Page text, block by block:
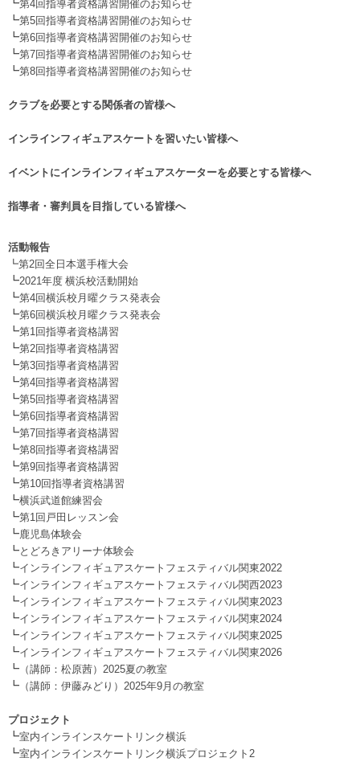
┗第4回指導者資格講習開催のお知らせ
┗第5回指導者資格講習開催のお知らせ
┗第6回指導者資格講習開催のお知らせ
┗第7回指導者資格講習開催のお知らせ
┗第8回指導者資格講習開催のお知らせ
クラブを必要とする関係者の皆様へ
インラインフィギュアスケートを習いたい皆様へ
イベントにインラインフィギュアスケーターを必要とする皆様へ
指導者・審判員を目指している皆様へ
活動報告
┗第2回全日本選手権大会
┗2021年度 横浜校活動開始
┗第4回横浜校月曜クラス発表会
┗第6回横浜校月曜クラス発表会
┗第1回指導者資格講習
┗第2回指導者資格講習
┗第3回指導者資格講習
┗第4回指導者資格講習
┗第5回指導者資格講習
┗第6回指導者資格講習
┗第7回指導者資格講習
┗第8回指導者資格講習
┗第9回指導者資格講習
┗第10回指導者資格講習
┗横浜武道館練習会
┗第1回戸田レッスン会
┗ 鹿児島体験会
┗とどろきアリーナ体験会
┗インラインフィギュアスケートフェスティバル関東2022
┗インラインフィギュアスケートフェスティバル関西2023
┗インラインフィギュアスケートフェスティバル関東2023
┗インラインフィギュアスケートフェスティバル関東2024
┗インラインフィギュアスケートフェスティバル関東2025
┗インラインフィギュアスケートフェスティバル関東2026
┗ （講師：松原茜）2025夏の教室
┗ （講師：伊藤みどり）2025年9月の教室
プロジェクト
┗室内インラインスケートリンク横浜
┗室内インラインスケートリンク横浜プロジェクト2